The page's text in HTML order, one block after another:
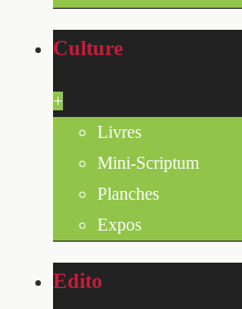
Culture
+
Livres
Mini-Scriptum
Planches
Expos
Edito